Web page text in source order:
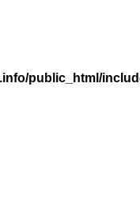
public_html/